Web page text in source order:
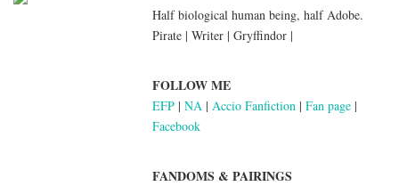
Half biological human being, half Adobe.
Pirate | Writer | Gryffindor |
FOLLOW ME
EFP | NA | Accio Fanfiction | Fan page |
Facebook
FANDOMS & PAIRINGS